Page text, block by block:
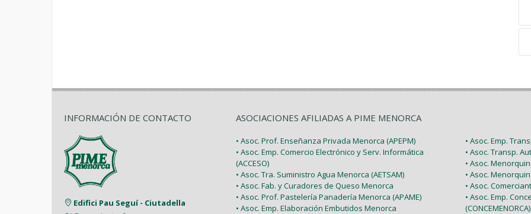
INFORMACIÓN DE CONTACTO
Edifici Pau Seguí - Ciutadella
ASOCIACIONES AFILIADAS A PIME MENORCA
• Asoc. Prof. Enseñanza Privada Menorca (APEPM)
• Asoc. Emp. Comercio Electrónico y Serv. Informática
(ACCESO)
• Asoc. Tra. Suministro Agua Menorca (AETSAM)
• Asoc. Fab. y Curadores de Queso Menorca
• Asoc. Prof. Pastelería Panadería Menorca (APAME)
• Asoc. Emp. Elaboración Embutidos Menorca
• Asoc. Emp.
• Asoc. Transp.
• Asoc.
• Asoc.
• Asoc.
• Asoc. Emp.
(CONCEMENORCA)